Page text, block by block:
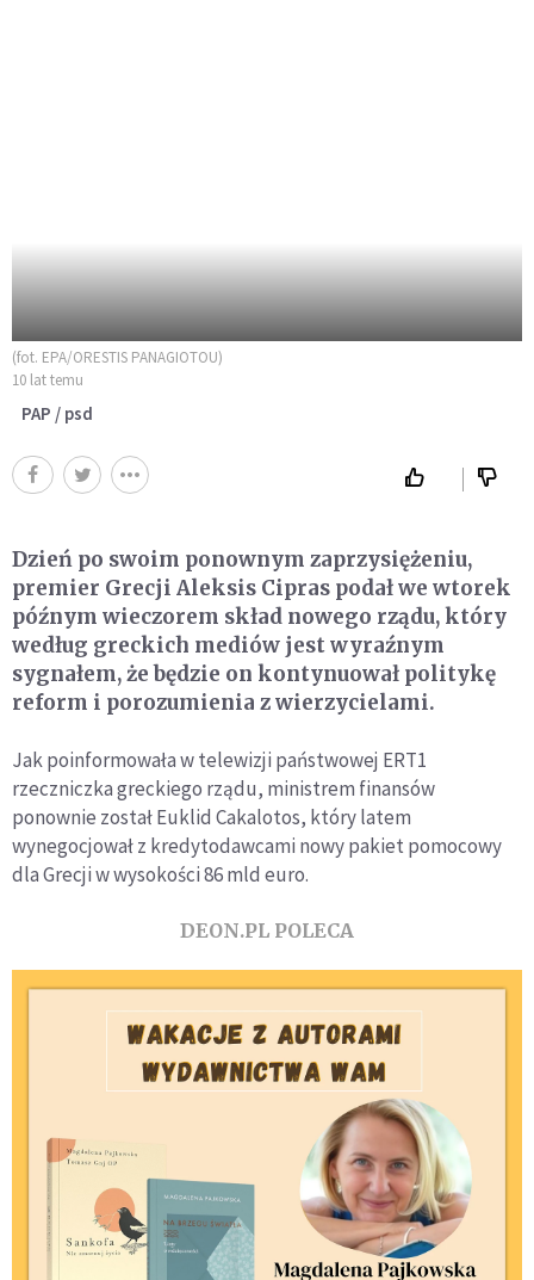
(fot. EPA/ORESTIS PANAGIOTOU)
10 lat temu
PAP / psd
Dzień po swoim ponownym zaprzysiężeniu,
premier Grecji Aleksis Cipras podał we wtorek
późnym wieczorem skład nowego rządu, który
według greckich mediów jest wyraźnym
sygnałem, że będzie on kontynuował politykę
reform i porozumienia z wierzycielami.
Jak poinformowała w telewizji państwowej ERT1
rzeczniczka greckiego rządu, ministrem finansów
ponownie został Euklid Cakalotos, który latem
wynegocjował z kredytodawcami nowy pakiet pomocowy
dla Grecji w wysokości 86 mld euro.
DEON.PL POLECA